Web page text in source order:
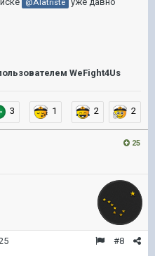
WeFight4Us
3 1 2 2
25
#8